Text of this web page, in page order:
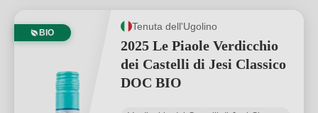
BIO
Tenuta dell'Ugolino
2025 Le Piaole Verdicchio
dei Castelli di Jesi Classico
DOC BIO